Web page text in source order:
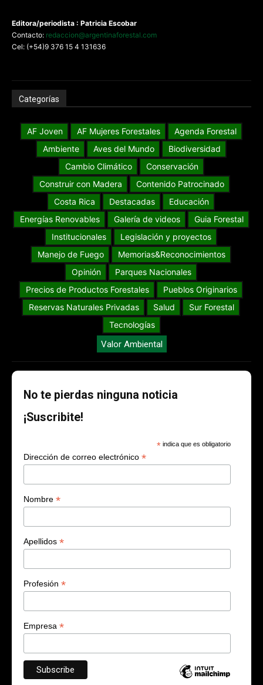
Editora/periodista : Patricia Escobar
Contacto: redaccion@argentinaforestal.com
Cel: (+54)9 376 15 4 131636
Categorías
AF Joven AF Mujeres Forestales
Agenda Forestal
Ambiente
Aves del Mundo
Biodiversidad
Cambio Climático
Conservación
Construir con Madera
Contenido Patrocinado
Costa Rica
Destacadas
Educación
Energías Renovables
Galería de videos
Guia Forestal
Institucionales
Legislación y proyectos
Manejo de Fuego
Memorias&Reconocimientos
Opinión
Parques Nacionales
Precios de Productos Forestales
Pueblos Originarios
Reservas Naturales Privadas
Salud
Sur Forestal
Tecnologías
Valor Ambiental
No te pierdas ninguna noticia
¡Suscribite!
* indica que es obligatorio
Dirección de correo electrónico *
Nombre *
Apellidos *
Profesión *
Empresa *